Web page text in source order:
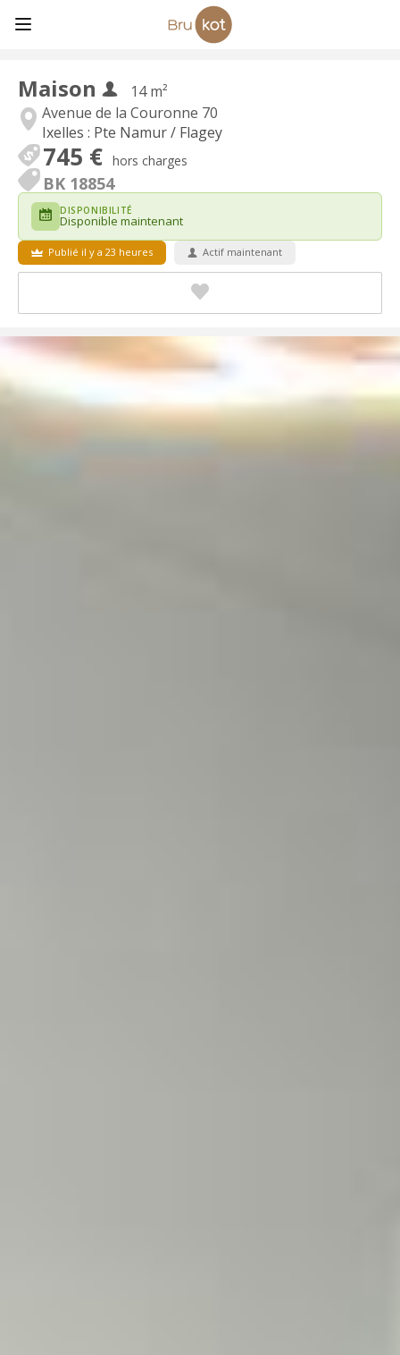
Maison
14 m²
Avenue de la Couronne 70
Ixelles : Pte Namur / Flagey
745 € hors charges
BK 18854
DISPONIBILITÉ
Disponible maintenant
Publié il y a 23 heures Actif maintenant